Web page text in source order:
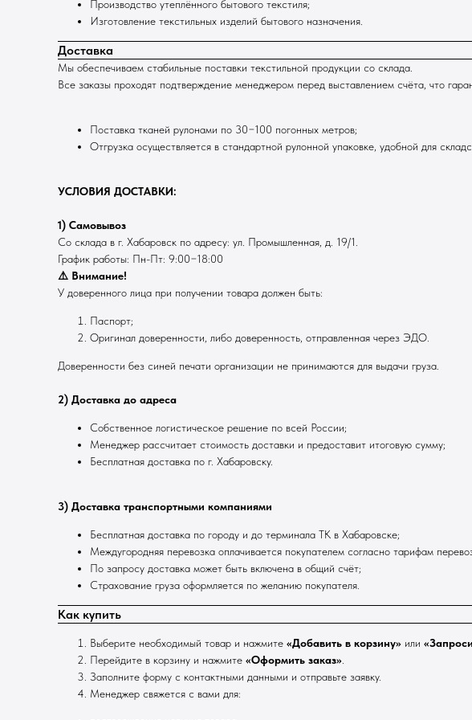
Производство утеплённого бытового текстиля;
Изготовление текстильных изделий бытового назначения.
Доставка
Мы обеспечиваем стабильные поставки текстильной продукции со склада.
Все заказы проходят подтверждение менеджером перед выставлением счёта, что
Поставка тканей рулонами по 30−100 погонных метров;
Отгрузка осуществляется в стандартной рулонной упаковке, удобной для
УСЛОВИЯ ДОСТАВКИ:
1) Самовывоз
Со склада в г. Хабаровск по адресу: ул. Промышленная, д. 19/1.
График работы: Пн-Пт: 9:00−18:00
⚠️ Внимание!
У доверенного лица при получении товара должен быть:
Паспорт;
Оригинал доверенности, либо доверенность, отправленная через ЭДО.
Доверенности без синей печати организации не принимаются для выдачи груза.
2) Доставка до адреса
Собственное логистическое решение по всей России;
Менеджер рассчитает стоимость доставки и предоставит итоговую сумму;
Бесплатная доставка по г. Хабаровску.
3) Доставка транспортными компаниями
Бесплатная доставка по городу и до терминала ТК в Хабаровске;
Междугородняя перевозка оплачивается покупателем согласно тарифам
По запросу доставка может быть включена в общий счёт;
Страхование груза оформляется по желанию покупателя.
Как купить
Выберите необходимый товар и нажмите «Добавить в корзину» или
Перейдите в корзину и нажмите «Оформить заказ».
Заполните форму с контактными данными и отправьте заявку.
Менеджер свяжется с вами для: